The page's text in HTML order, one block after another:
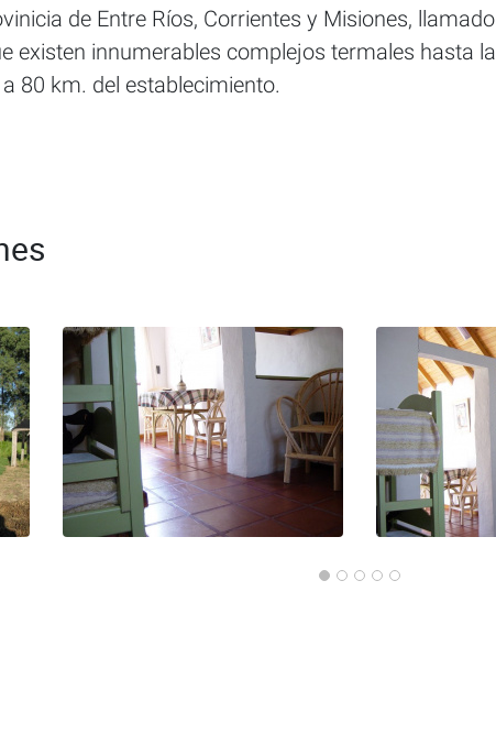
de Entre Ríos, Corrientes y Misiones, llamado
existen innumerables complejos termales hasta la
80 km. del establecimiento.